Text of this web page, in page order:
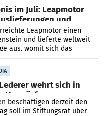
im Juli: Leapmotor
und
die 100.000er-Marke
Leapmotor einen
und lieferte weltweit
aus, womit sich das
Juli 2025 mehr als
wehrt sich in
Vorwürfe
beschäftigen derzeit den
soll im Stiftungsrat über